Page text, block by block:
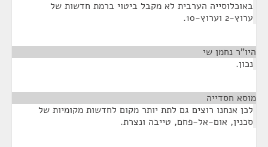
באוכלוסייה הערבית לא מקבל ביטוי ברמת חדשות של
ערוץ-2 וערוץ-10.
היו"ר נחמן שי
נכון.
מוסא חסדייה
לכן אנחנו רוצים גם לתת יותר מקום לחדשות מקומיות של
סכנין, אום-אל-פחם, טייבה ונצרת.